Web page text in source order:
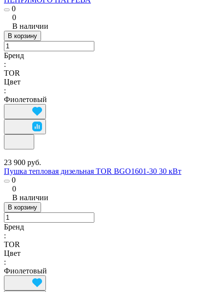
0
0
В наличии
В корзину
Бренд
:
TOR
Цвет
:
Фиолетовый
23 900 руб.
Пушка тепловая дизельная TOR BGO1601-30 30 кВт
0
0
В наличии
В корзину
Бренд
:
TOR
Цвет
:
Фиолетовый